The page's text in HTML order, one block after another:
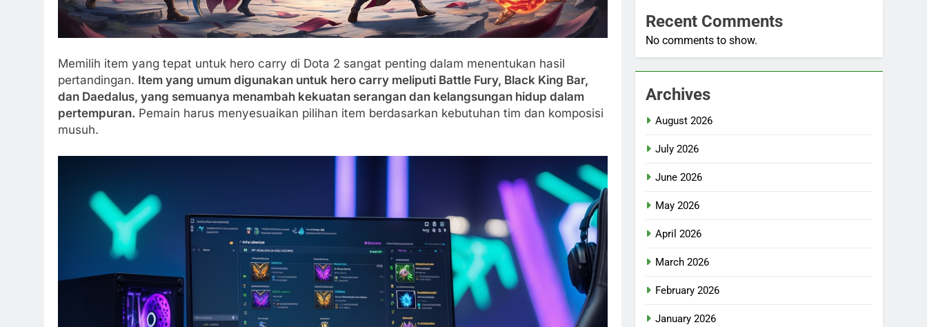
Memilih item yang tepat untuk hero carry di Dota 2 sangat penting dalam menentukan hasil
pertandingan. Item yang umum digunakan untuk hero carry meliputi Battle Fury, Black King Bar,
dan Daedalus, yang semuanya menambah kekuatan serangan dan kelangsungan hidup dalam
pertempuran. Pemain harus menyesuaikan pilihan item berdasarkan kebutuhan tim dan komposisi
musuh.
Recent Comments
No comments to show.
Archives
August 2026
July 2026
June 2026
May 2026
April 2026
March 2026
February 2026
January 2026